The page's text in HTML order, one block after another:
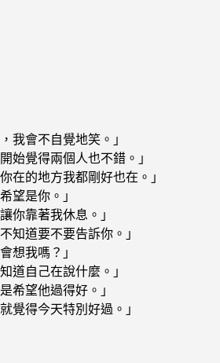
我會不自覺地笑。」
始覺得兩個人也不錯。」
在的地方我都剛好也在。」
望是你。」
你靠著我休息。」
知道要不要告訴你。」
想我嗎？」
道自己在說什麼。」
希望他過得好。」
覺得今天特別好過。」